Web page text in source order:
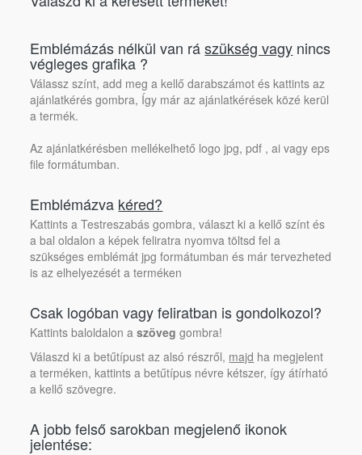
Emblémázás nélkül van rászükség vagy nincs
végleges grafika ?
Válassz színt, add meg a kellő darabszámot és kattints az
ajánlatkérés gombra, Így már az ajánlatkérések közé kerül
a termék.
Az ajánlatkérésben mellékelhető logo jpg, pdf , ai vagy eps
file formátumban.
Emblémázva kéred?
Kattints a Testreszabás gombra, választ ki a kellő színt és
a bal oldalon a képek feliratra nyomva töltsd fel a
szükséges emblémát jpg formátumban és már tervezheted
is az elhelyezését a terméken
Csak logóban vagy feliratban is gondolkozol?
Kattints baloldalon aszöveg gombra!
Válaszd ki a betűtípust az alsó részről, majd ha megjelent
a terméken, kattints a betűtípus névre kétszer, így átírható
a kellő szövegre.
A jobb felső sarokban megjelenő ikonok
jelentése: